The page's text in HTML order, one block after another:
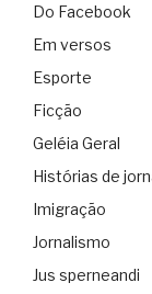
Do Facebook
Em versos
Esporte
Ficção
Geléia Geral
Histórias de
Imigração
Jornalismo
Jus sperneandi